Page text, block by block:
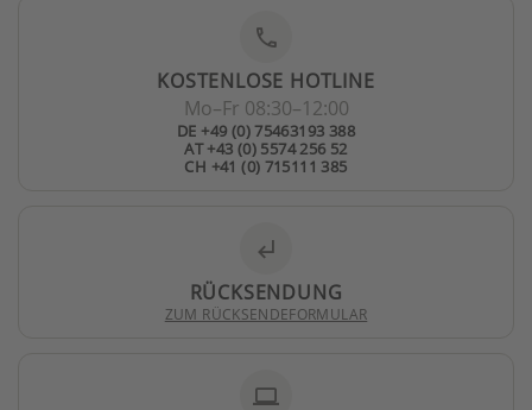
phone
KOSTENLOSE HOTLINE
Mo–Fr 08:30–12:00
DE +49 (0) 75463193 388
AT +43 (0) 5574 256 52
CH +41 (0) 715111 385
subdirectory_arrow_left
RÜCKSENDUNG
ZUM RÜCKSENDEFORMULAR
laptop